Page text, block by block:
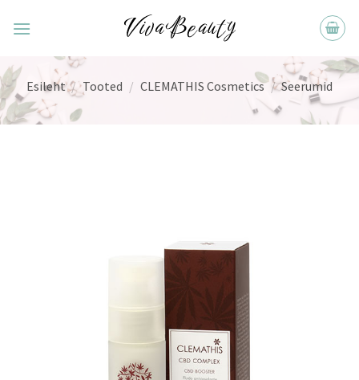
Esileht / Tooted / CLEMATHIS Cosmetics / Seerumid